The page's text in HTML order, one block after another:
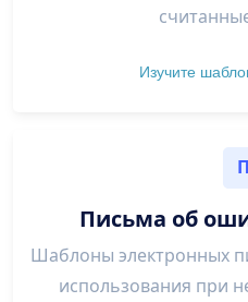
Изучите
П
Письма об
Шаблоны электронных
использования при